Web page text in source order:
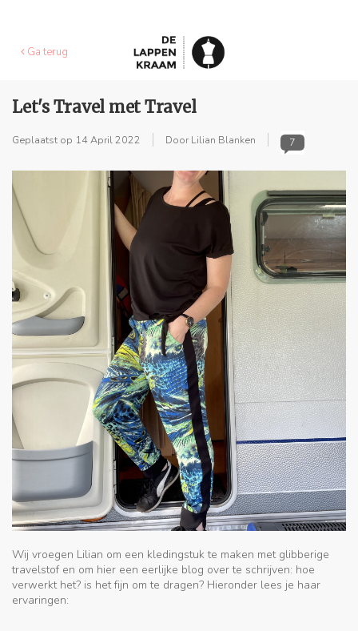
Ga terug
Let's Travel met Travel
Geplaatst op 14 April 2022 Door Lilian Blanken 7
Wij vroegen Lilian om een kledingstuk te maken met glibberige
travelstof en om hier een eerlijke blog over te schrijven: hoe
verwerkt het? is het fijn om te dragen? Hieronder lees je haar
ervaringen: